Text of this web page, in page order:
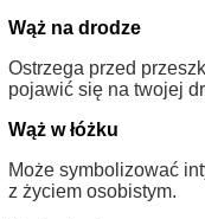
Wąż na drodze
Ostrzega przed
pojawić się na twojej
Wąż w łóżku
Może symbolizować
z życiem osobistym.